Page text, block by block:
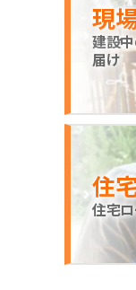
現
建設
届け
住
住宅